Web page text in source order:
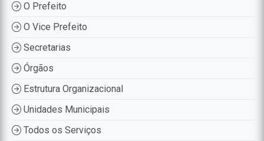
O Prefeito
O Vice Prefeito
Secretarias
Órgãos
Estrutura Organizacional
Unidades Municipais
Todos os Serviços